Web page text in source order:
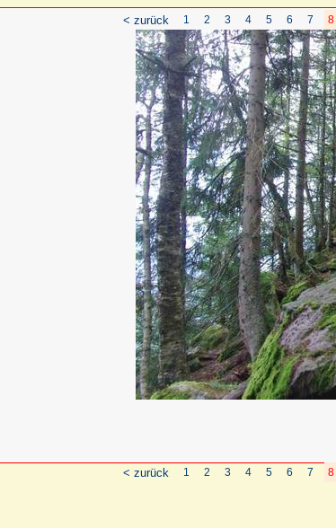
< zurück 1 2 3 4 5 6 7 8
< zurück 1 2 3 4 5 6 7 8